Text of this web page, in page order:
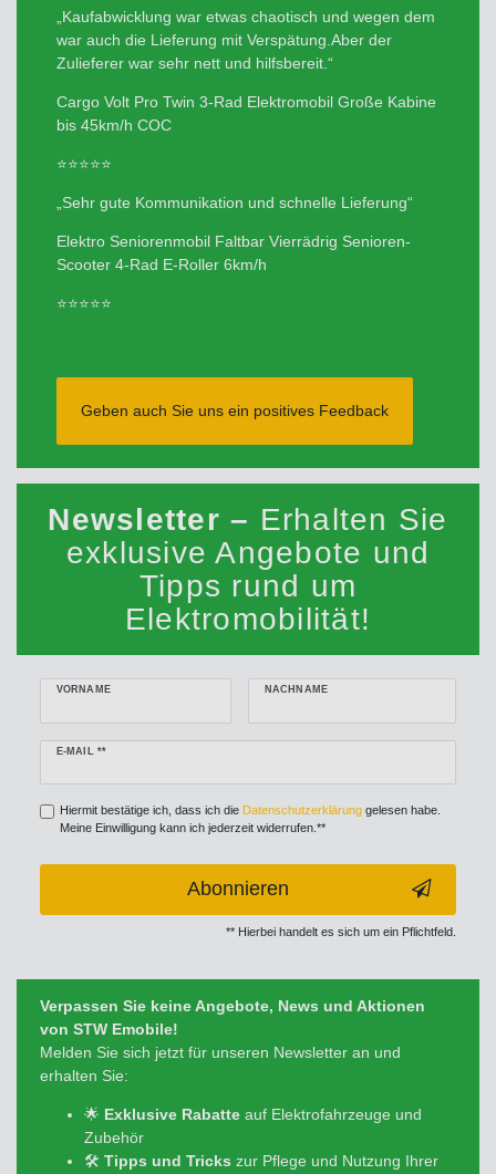
„Kaufabwicklung war etwas chaotisch und wegen dem
war auch die Lieferung mit Verspätung.Aber der
Zulieferer war sehr nett und hilfsbereit.“
Cargo Volt Pro Twin 3-Rad Elektromobil Große Kabine
bis 45km/h COC
⭐⭐⭐⭐⭐
„Sehr gute Kommunikation und schnelle Lieferung“
Elektro Seniorenmobil Faltbar Vierrädrig Senioren-
Scooter 4-Rad E-Roller 6km/h
⭐⭐⭐⭐⭐
Geben auch Sie uns ein positives Feedback
Newsletter – Erhalten Sie
exklusive Angebote und
Tipps rund um
Elektromobilität!
VORNAME NACHNAME
E-MAIL **
Newsletter
Hiermit bestätige ich, dass ich die Daten­schutz­erklärunggelesen habe.
Meine Einwilligung kann ich jederzeit widerrufen.**
Abonnieren
** Hierbei handelt es sich um ein Pflichtfeld.
Verpassen Sie keine Angebote, News und Aktionen
von STW Emobile!
Melden Sie sich jetzt für unseren Newsletter an und
erhalten Sie:
🌟 Exklusive Rabatte auf Elektrofahrzeuge und
Zubehör
🛠️ Tipps und Tricks zur Pflege und Nutzung Ihrer